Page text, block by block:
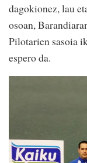
dagokionez, lau
osoan,
Pilotarien sasoia
espero da.